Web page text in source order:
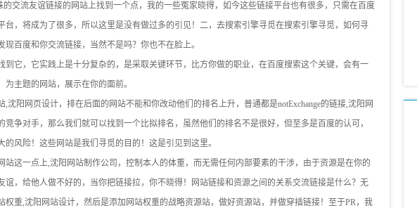
的交流友谊链接的网站上找到一个点，我的一些冤家晓得，如今这些链接平台也有很多，只需在百度
台，将成为了很多，所以这里是没有做过多的引见！二，去搜索引擎寻觅在搜索引擎寻觅，如何寻
现百度和你交流链接，当然不是吗？你也不在脸上。
到它，它实践上是十分复杂的，是采取关键环节，比方你做的职业，在百度搜索这个关键，会有一
为主题的网站，展示在你的面前。
,沈阳网页设计，排在后面的网站不能和你改动他们的排名上升，普通都是notExchange的链接,沈阳网
竞争对手，那么我们就可以找到一个比拟排名，虽然他们的排名不是很好，但至多是百度的认可，
的风险！这些网站是我们寻觅的目的！这是引见到这里。
站这一点上,沈阳网站制作公司，控制本人的体重，而无需任何内部要素的干涉，由于资源是在你的
谊，给他人做不好的，当你把链接拉，你不晓得！网站链接和资源之间的关系交流链接是什么？无
权重,沈阳网站设计，然后是添加网站权重的战略资源站，做好资源站，并做穿插链接！至于PR，我